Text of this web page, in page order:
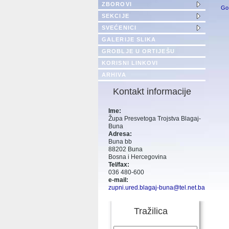
ZBOROVI
SEKCIJE
SVEĆENICI
GALERIJE SLIKA
GROBLJE U ORTIJEŠU
KORISNI LINKOVI
ARHIVA
Kontakt informacije
Ime:
Župa Presvetoga Trojstva Blagaj-
Buna
Adresa:
Buna bb
88202 Buna
Bosna i Hercegovina
Tel/fax:
036 480-600
e-mail:
zupni.ured.blagaj-buna@tel.net.ba
Tražilica